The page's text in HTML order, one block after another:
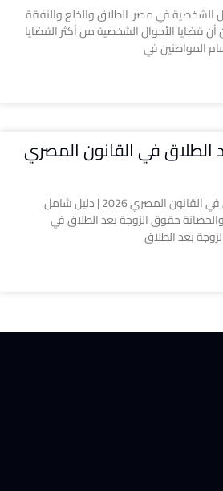
الشخصية في مصر: الطلاق والخلع والنفقة
قضايا الأحوال الشخصية من أكثر القضايا
المواطنين في
الطلاق في القانون المصري
حقوق الزوجة بعد الطلاق في القانون المصري 2026 | دليل شامل
حقوق الزوجة بعد الطلاق في
بعد الطلاق